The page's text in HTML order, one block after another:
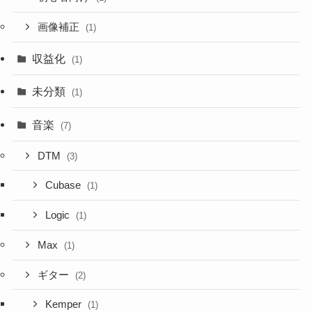
画像補正 (1)
収益化 (1)
未分類 (1)
音楽 (7)
DTM (3)
Cubase (1)
Logic (1)
Max (1)
ギター (2)
Kemper (1)